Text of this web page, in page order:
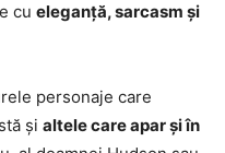
cu eleganță, sarcasm și
personaje care
și altele care apar și în